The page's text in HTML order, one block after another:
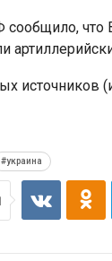
что
источников
#украина